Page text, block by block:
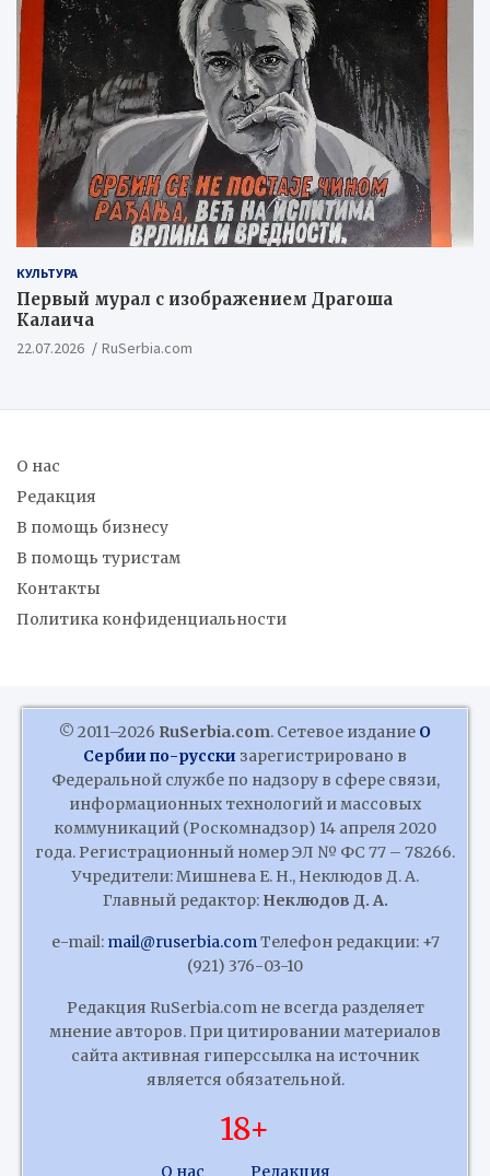
КУЛЬТУРА
Первый мурал с изображением Драгоша
Калаича
22.07.2026 RuSerbia.com
О нас
Редакция
В помощь бизнесу
В помощь туристам
Контакты
Политика конфиденциальности
© 2011–2026 RuSerbia.com. Сетевое издание О
Сербии по-русски зарегистрировано в
Федеральной службе по надзору в сфере связи,
информационных технологий и массовых
коммуникаций (Роскомнадзор) 14 апреля 2020
года. Регистрационный номер ЭЛ № ФС 77 – 78266.
Учредители: Мишнева Е. Н., Неклюдов Д. А.
Главный редактор: Неклюдов Д. А.
e-mail: mail@ruserbia.comТелефон редакции: +7
(921) 376-03-10
Редакция RuSerbia.com не всегда разделяет
мнение авторов. При цитировании материалов
сайта активная гиперссылка на источник
является обязательной.
18+
О нас Редакция